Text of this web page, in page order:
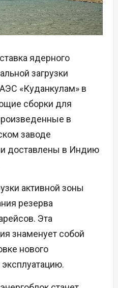
ядерного
загрузки
«Куданкулам» в
сборки для
в
заводе
доставлены в Индию
активной зоны
резерва
Эта
знаменует собой
нового